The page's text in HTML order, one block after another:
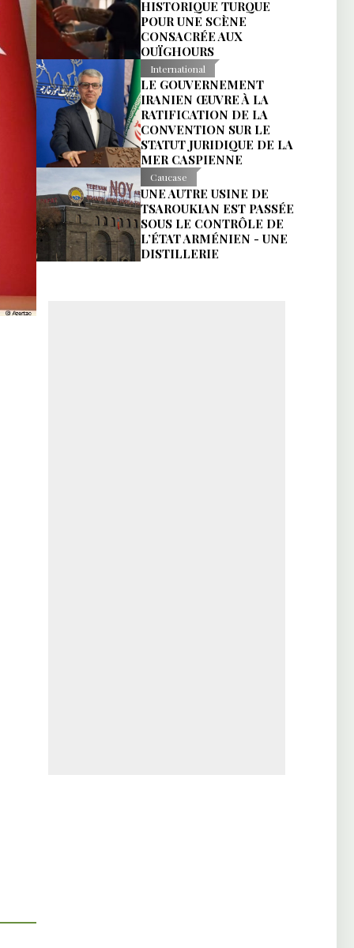
HISTORIQUE TURQUE
POUR UNE SCÈNE
CONSACRÉE AUX
OUÏGHOURS
International
LE GOUVERNEMENT
IRANIEN ŒUVRE À LA
RATIFICATION DE LA
CONVENTION SUR LE
STATUT JURIDIQUE DE LA
MER CASPIENNE
Caucase
UNE AUTRE USINE DE
TSAROUKIAN EST PASSÉE
SOUS LE CONTRÔLE DE
L’ÉTAT ARMÉNIEN - UNE
DISTILLERIE